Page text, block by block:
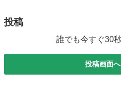
投稿
誰でも今すぐ30
投稿画面